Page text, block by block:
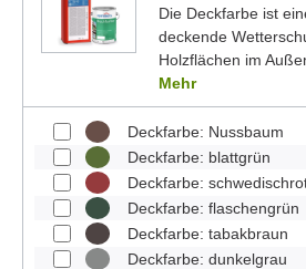
Die Deckfarbe ist
deckende
Holzflächen im
Mehr
Deckfarbe: Nussbaum
Deckfarbe: blattgrün
Deckfarbe:
Deckfarbe: flaschengrün
Deckfarbe: tabakbraun
Deckfarbe: dunkelgrau